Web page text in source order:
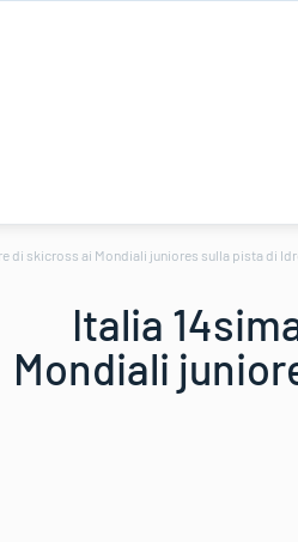
di skicross ai Mondiali juniores sulla pista di
Italia
Mondiali